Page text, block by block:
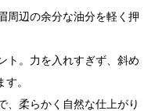
周辺の余分な油分を軽く押
ト。力を入れすぎず、斜め
。
、柔らかく自然な仕上がり